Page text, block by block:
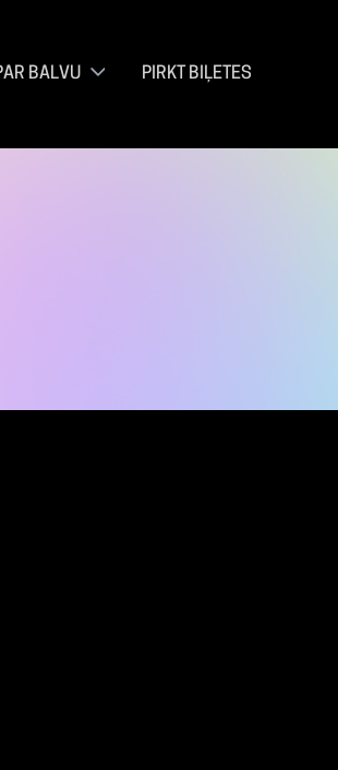
BALVU PIRKT BIĻETES